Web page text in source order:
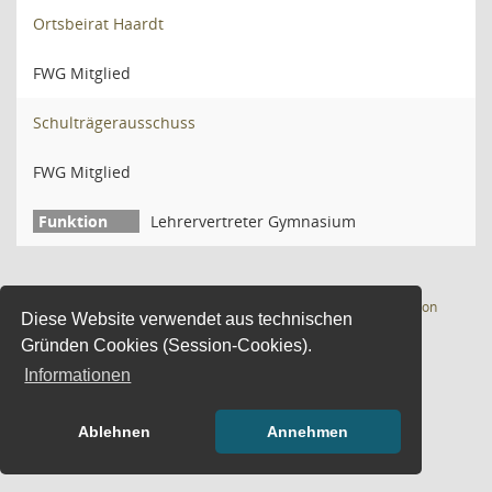
Diese Website verwendet aus technischen
Gründen Cookies (Session-Cookies).
Informationen
Ablehnen Annehmen
Ortsbeirat Haardt
FWG Mitglied
Schulträgerausschuss
FWG Mitglied
Lehrervertreter Gymnasium
Session(Wird in